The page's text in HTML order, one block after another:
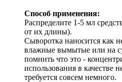
Способ применения:
Распределите 1-5 мл
от их длины).
Сыворотка наносится как
влажные вымытые или на
помнить что это -
использования в качестве
требуется совсем немного.